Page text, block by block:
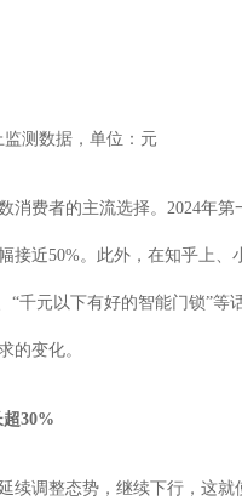
监测数据，单位：元
消费者的主流选择。 2024年第
接近50%。此外，在知乎上、
“千元以下有好的智能门锁”等
的变化。
30%
续调整态势，继续下行，这就